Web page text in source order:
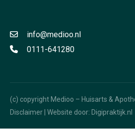
info@medioo.nl
0111-641280
(c) copyright Medioo – Huisarts &
Disclaimer | Website door: Digipraktijk.nl